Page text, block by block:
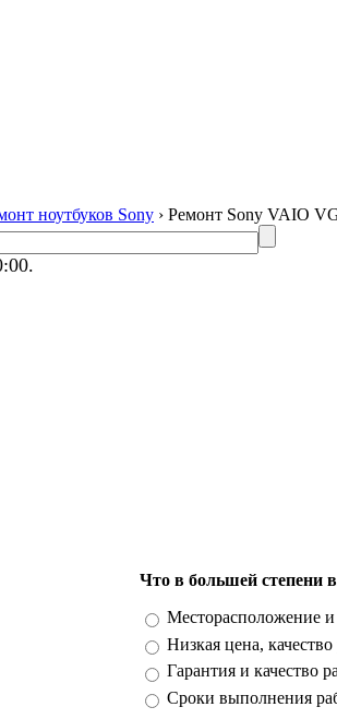
ноутбуков Sony › Ремонт Sony VAIO
Что в большей степени
Варианты
Месторасположение
Низкая цена,
Гарантия и качество
Сроки выполнения